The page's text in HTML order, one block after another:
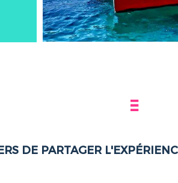
DE PARTAGER